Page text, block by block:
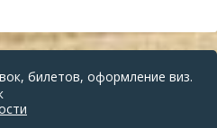
билетов, оформление виз.